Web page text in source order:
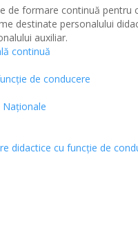
de formare continuă pentru
destinate personalului
auxiliar.
continuă
de conducere
Naționale
didactice cu funcție de